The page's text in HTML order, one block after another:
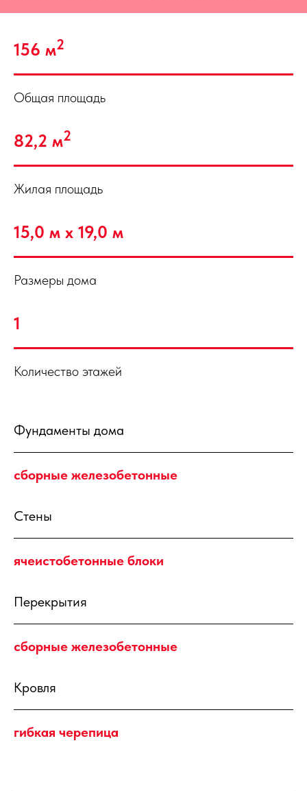
156 м2
Общая площадь
82,2 м2
Жилая площадь
15,0 м х 19,0 м
Размеры дома
1
Количество этажей
Фундаменты дома
сборные железобетонные
Стены
ячеистобетонные блоки
Перекрытия
сборные железобетонные
Кровля
гибкая черепица